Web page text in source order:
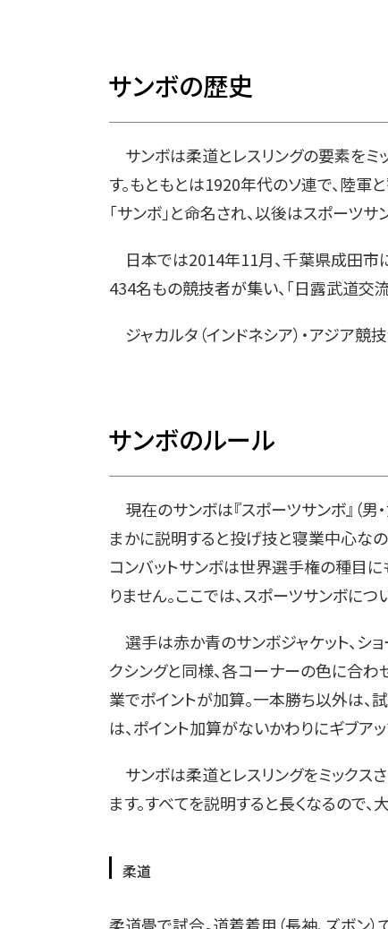
サンボの歴史
サンボは柔道とレスリングの要素をミ
す。もともとは1920年代のソ連で、陸
「サンボ」と命名され、以後はスポーツ
日本では2014年11月、千葉県成田市
434名もの競技者が集い、「日露武道交
ジャカルタ（インドネシア）・アジア
サンボのルール
現在のサンボは『スポーツサンボ』（男
まかに説明すると投げ技と寝業中心な
コンバットサンボは世界選手権の種目
りません。ここでは、スポーツサンボにつ
選手は赤か青のサンボジャケット、シ
クシングと同様、各コーナーの色に合わ
業でポイントが加算。一本勝ち以外は
は、ポイント加算がないかわりにギブア
サンボは柔道とレスリングをミックス
ます。すべてを説明すると長くなるので
柔道